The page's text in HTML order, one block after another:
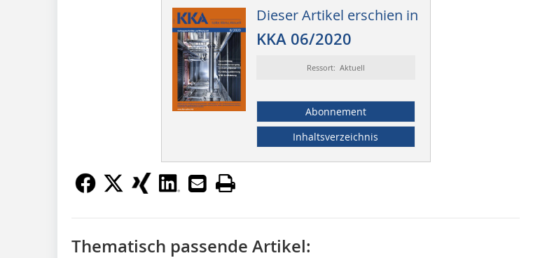
Dieser Artikel erschien in
KKA 06/2020
Ressort: Aktuell
Abonnement
Inhaltsverzeichnis
Thematisch passende Artikel: